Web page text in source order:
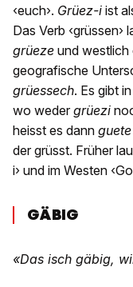
‹euch›. Grüez-i ist
Das Verb ‹grüssen›
grüeze und westlich
geografische
grüessech. Es gibt
wo weder grüezi
heisst es dann
der grüsst. Früher
i› und im Westen
GÄBIG
«Das isch gäbig,